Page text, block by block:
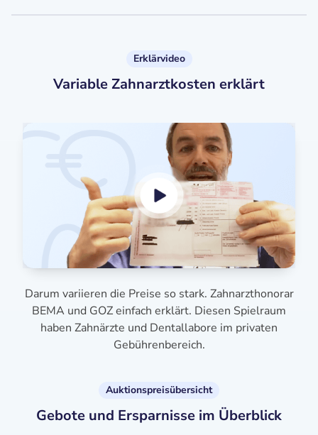
Erklärvideo
Variable Zahnarztkosten erklärt
Darum variieren die Preise so stark. Zahnarzthonorar
BEMA und GOZ einfach erklärt. Diesen Spielraum
haben Zahnärzte und Dentallabore im privaten
Gebührenbereich.
Auktionspreisübersicht
Gebote und Ersparnisse im Überblick